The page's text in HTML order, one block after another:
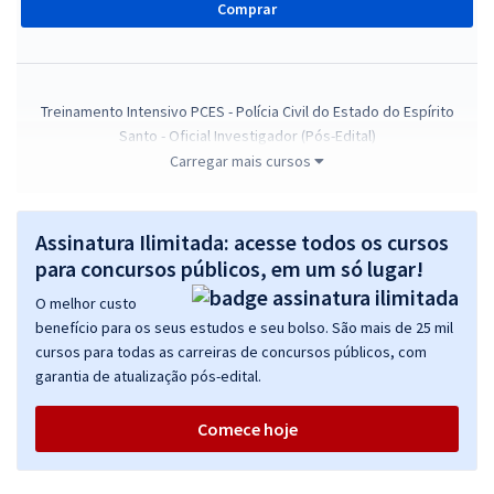
Comprar
Treinamento Intensivo PCES - Polícia Civil do Estado do Espírito
Santo - Oficial Investigador (Pós-Edital)
R$ 239,92à vista
Comprar
Curso gratuito - PC ES - Polícia Civil do Estado do Espírito Santo -
Oficial Investigador
R$ 200,00
0,00
Carregar mais cursos
Assinatura Ilimitada: acesse todos os cursos
para concursos públicos, em um só lugar!
O melhor custo
benefício para os seus estudos e seu bolso. São mais de 25 mil
cursos para todas as carreiras de concursos públicos, com
garantia de atualização pós-edital.
Comece hoje